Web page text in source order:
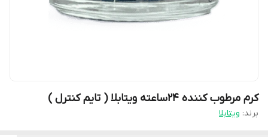
کرم مرطوب کننده ۲۴ساعته ویتابلا ( تایم کنترل )
برند: ویتابلا